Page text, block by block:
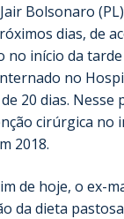
Bolsonaro
dias, de
no início da
no
20 dias. Nesse
cirúrgica no
2018.
de hoje, o ex-
da dieta